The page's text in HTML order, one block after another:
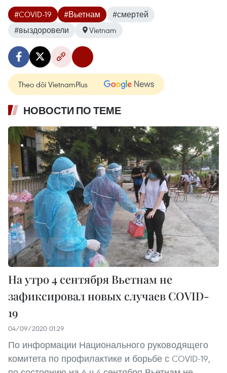
#COVID-19 #Вьетнам
#смертей
#выздоровели
Vietnam
Theo dõi VietnamPlus
НОВОСТИ ПО ТЕМЕ
На утро 4 сентября Вьетнам не
зафиксировал новых случаев COVID-
19
04/09/2020 01:29
По информации Национального руководящего
комитета по профилактике и борьбе с COVID-19,